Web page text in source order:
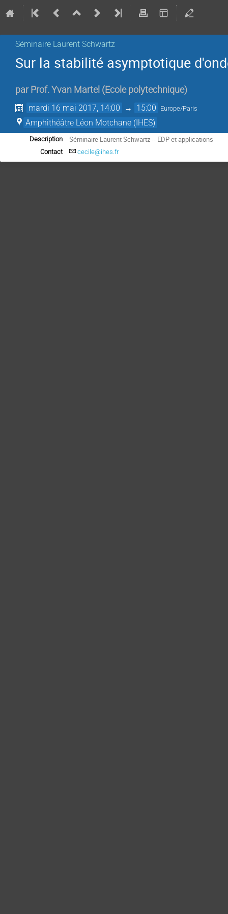
Séminaire Laurent Schwartz
Sur la stabilité asymptotique
par Prof. Yvan Martel (Ecole polytechnique)
mardi 16 mai 2017, 14:00 → 15:00 Europe/Paris
Amphithéâtre Léon Motchane (IHES)
Description Séminaire Laurent Schwartz -- EDP et applications
Contact cecile@ihes.fr